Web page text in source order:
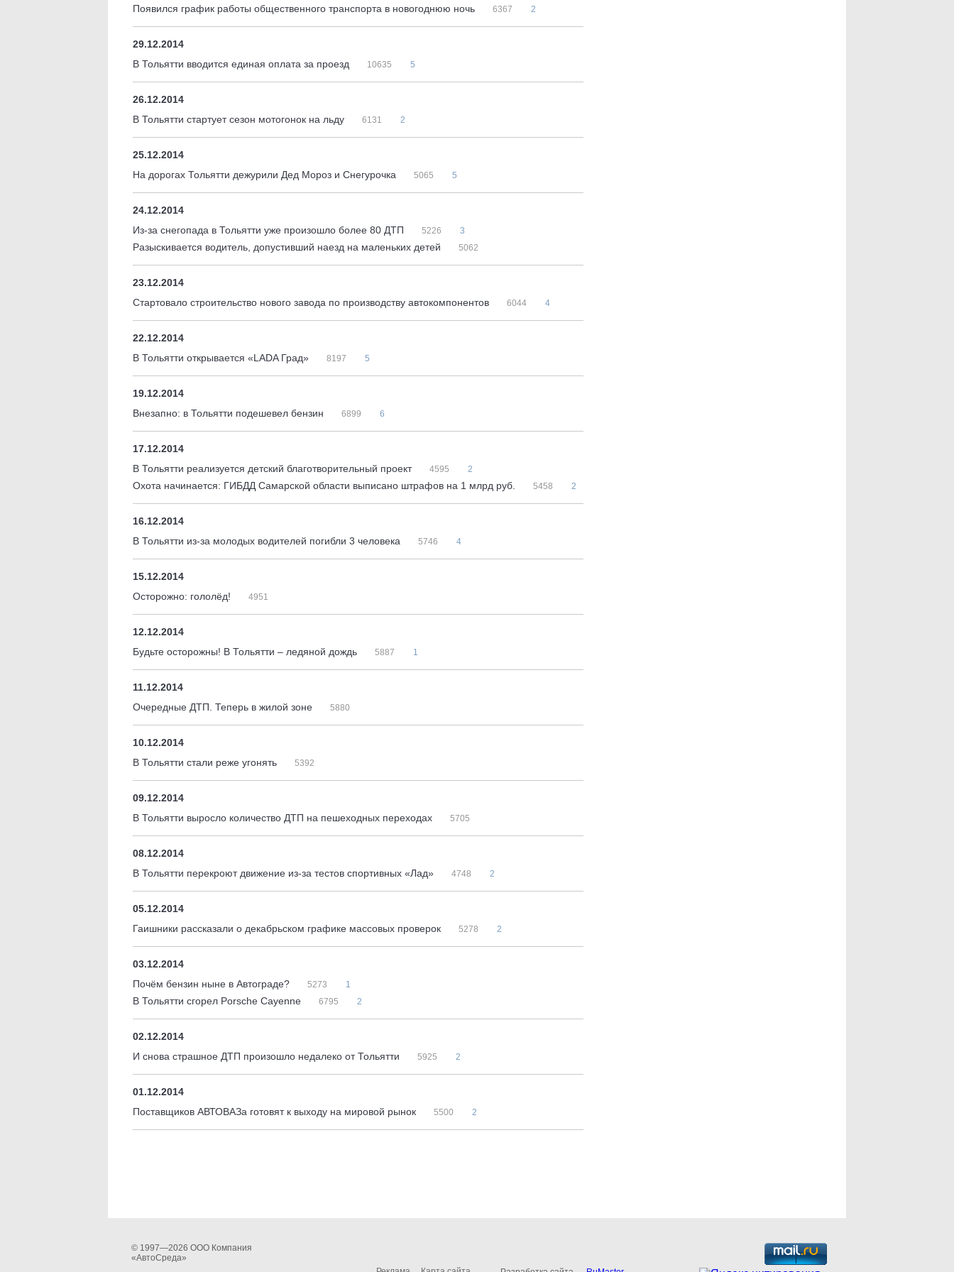
Появился график работы общественного транспорта в новогоднюю ночь
6367 2
29.12.2014
В Тольятти вводится единая оплата за проезд
10635 5
26.12.2014
В Тольятти стартует сезон мотогонок на льду
6131 2
25.12.2014
На дорогах Тольятти дежурили Дед Мороз и Снегурочка
5065 5
24.12.2014
Из-за снегопада в Тольятти уже произошло более 80 ДТП
5226 3
Разыскивается водитель, допустивший наезд на маленьких детей 5062
23.12.2014
Стартовало строительство нового завода по производству автокомпонентов
6044 4
22.12.2014
В Тольятти открывается «LADA Град»
8197 5
19.12.2014
Внезапно: в Тольятти подешевел бензин
6899 6
17.12.2014
В Тольятти реализуется детский благотворительный проект
4595 2
Охота начинается: ГИБДД Самарской области выписано штрафов на 1 млрд руб. 5458 2
16.12.2014
В Тольятти из-за молодых водителей погибли 3 человека
5746 4
15.12.2014
Осторожно: гололёд!
4951
12.12.2014
Будьте осторожны! В Тольятти – ледяной дождь
5887 1
11.12.2014
Очередные ДТП. Теперь в жилой зоне
5880
10.12.2014
В Тольятти стали реже угонять
5392
09.12.2014
В Тольятти выросло количество ДТП на пешеходных переходах
5705
08.12.2014
В Тольятти перекроют движение из-за тестов спортивных «Лад»
4748 2
05.12.2014
Гаишники рассказали о декабрьском графике массовых проверок
5278 2
03.12.2014
Почём бензин ныне в Автограде?
5273 1
В Тольятти сгорел Porsche Cayenne 6795 2
02.12.2014
И снова страшное ДТП произошло недалеко от Тольятти
5925 2
01.12.2014
Поставщиков АВТОВАЗа готовят к выходу на мировой рынок
5500 2
© 1997—2026 ООО Компания
«АвтоСреда»